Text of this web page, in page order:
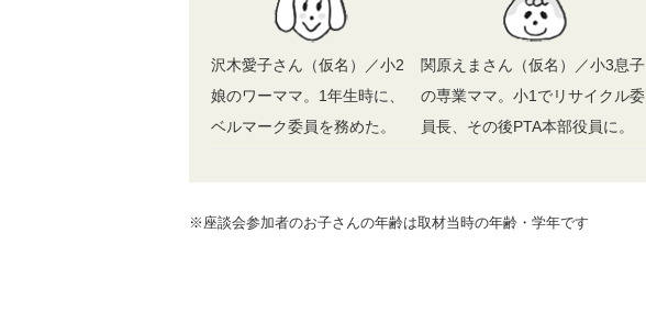
沢木愛子さん（仮名）／小2
娘のワーママ。1年生時に、
ベルマーク委員を務めた。
関原えまさん（仮名）／小3息子
の専業ママ。小1でリサイクル委
員長、その後PTA本部役員に。
※座談会参加者のお子さんの年齢は取材当時の年齢・学年です